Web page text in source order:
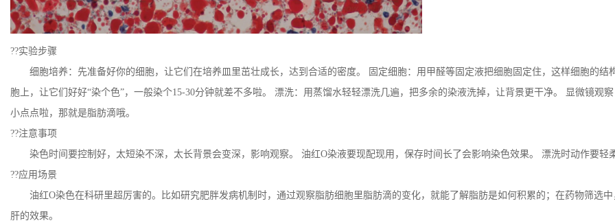
??实验步骤
细胞培养：先准备好你的细胞，让它们在培养皿里茁壮成长，达到合适的密度。 固定细胞：用甲醛等固定液把细胞固定住，这样细胞的
胞上，让它们好好“染个色”，一般染个15-30分钟就差不多啦。 漂洗：用蒸馏水轻轻漂洗几遍，把多余的染液洗掉，让背景更干净。 显微镜观
小点点啦，那就是脂肪滴哦。
??注意事项
染色时间要控制好，太短染不深，太长背景会变深，影响观察。 油红O染液要现配现用，保存时间长了会影响染色效果。 漂洗时动作要轻
??应用场景
油红O染色在科研里超厉害的。比如研究肥胖发病机制时，通过观察脂肪细胞里脂肪滴的变化，就能了解脂肪是如何积累的；在药物筛选
肝的效果。